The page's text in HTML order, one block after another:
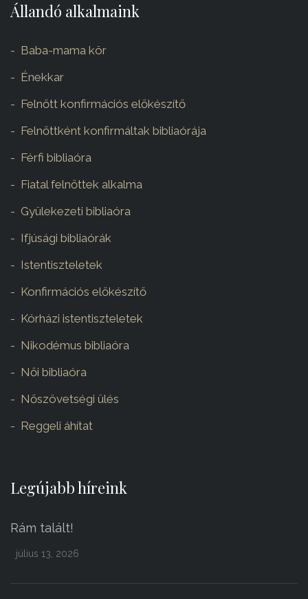
Állandó alkalmaink
Baba-mama kör
Énekkar
Felnőtt konfirmációs előkészítő
Felnőttként konfirmáltak bibliaórája
Férfi bibliaóra
Fiatal felnőttek alkalma
Gyülekezeti bibliaóra
Ifjúsági bibliaórák
Istentiszteletek
Konfirmációs előkészítő
Kórházi istentiszteletek
Nikodémus bibliaóra
Női bibliaóra
Nőszövetségi ülés
Reggeli áhítat
Legújabb híreink
Rám talált!
július 13, 2026